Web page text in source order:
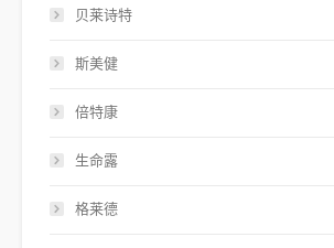
贝莱诗特
斯美健
倍特康
生命露
格莱德